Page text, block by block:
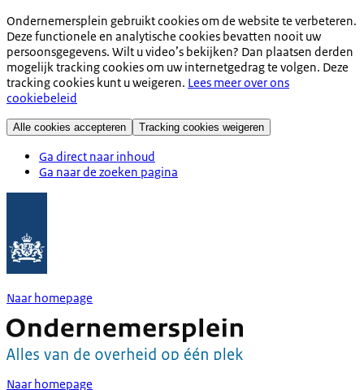
Ondernemersplein gebruikt cookies om de website te verbeteren.
Deze functionele en analytische cookies bevatten nooit uw
persoonsgegevens. Wilt u video’s bekijken? Dan plaatsen derden
mogelijk tracking cookies om uw internetgedrag te volgen. Deze
tracking cookies kunt u weigeren. Lees meer over ons
cookiebeleid
Alle cookies accepteren Tracking cookies weigeren
Ga direct naar inhoud
Ga naar de zoeken pagina
Naar homepage
Naar homepage